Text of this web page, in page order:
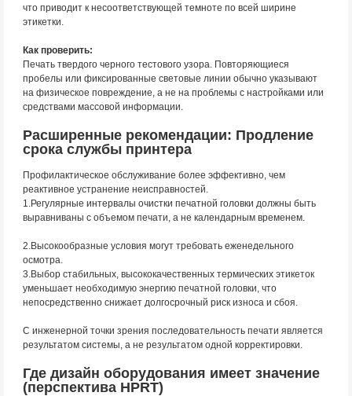
что приводит к несоответствующей темноте по всей ширине
этикетки.
Как проверить:
Печать твердого черного тестового узора. Повторяющиеся
пробелы или фиксированные световые линии обычно указывают
на физическое повреждение, а не на проблемы с настройками или
средствами массовой информации.
Расширенные рекомендации: Продление
срока службы принтера
Профилактическое обслуживание более эффективно, чем
реактивное устранение неисправностей.
1.Регулярные интервалы очистки печатной головки должны быть
выравниваны с объемом печати, а не календарным временем.
2.Высокообразные условия могут требовать еженедельного
осмотра.
3.Выбор стабильных, высококачественных термических этикеток
уменьшает необходимую энергию печатной головки, что
непосредственно снижает долгосрочный риск износа и сбоя.
С инженерной точки зрения последовательность печати является
результатом системы, а не результатом одной корректировки.
Где дизайн оборудования имеет значение
(перспектива HPRT)